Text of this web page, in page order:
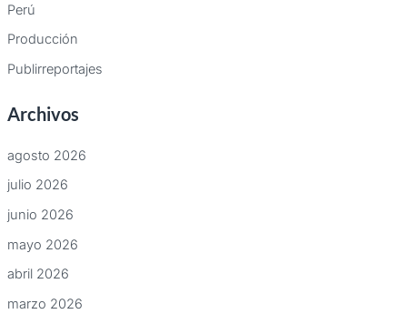
Perú
Producción
Publirreportajes
Archivos
agosto 2026
julio 2026
junio 2026
mayo 2026
abril 2026
marzo 2026